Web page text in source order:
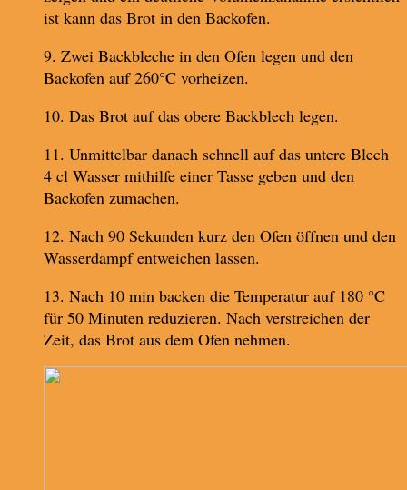
ist kann das Brot in den Backofen.
9. Zwei Backbleche in den Ofen legen und den
Backofen auf 260°C vorheizen.
10. Das Brot auf das obere Backblech legen.
11. Unmittelbar danach schnell auf das untere Blech
4 cl Wasser mithilfe einer Tasse geben und den
Backofen zumachen.
12. Nach 90 Sekunden kurz den Ofen öffnen und den
Wasserdampf entweichen lassen.
13. Nach 10 min backen die Temperatur auf 180 °C
für 50 Minuten reduzieren. Nach verstreichen der
Zeit, das Brot aus dem Ofen nehmen.